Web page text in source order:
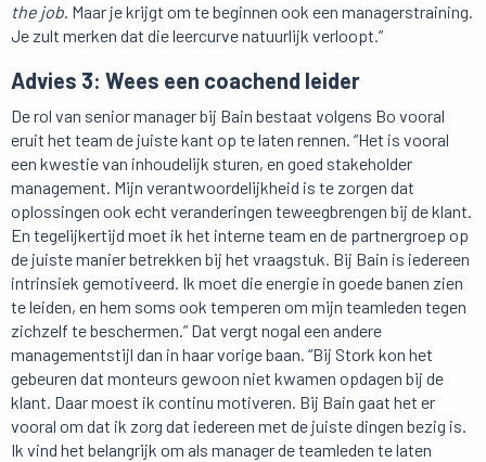
the job. Maar je krijgt om te beginnen ook een managerstraining.
Je zult merken dat die leercurve natuurlijk verloopt.”
Advies 3: Wees een coachend leider
De rol van senior manager bij Bain bestaat volgens Bo vooral
eruit het team de juiste kant op te laten rennen. “Het is vooral
een kwestie van inhoudelijk sturen, en goed stakeholder
management. Mijn verantwoordelijkheid is te zorgen dat
oplossingen ook echt veranderingen teweegbrengen bij de klant.
En tegelijkertijd moet ik het interne team en de partnergroep op
de juiste manier betrekken bij het vraagstuk. Bij Bain is iedereen
intrinsiek gemotiveerd. Ik moet die energie in goede banen zien
te leiden, en hem soms ook temperen om mijn teamleden tegen
zichzelf te beschermen.” Dat vergt nogal een andere
managementstijl dan in haar vorige baan. “Bij Stork kon het
gebeuren dat monteurs gewoon niet kwamen opdagen bij de
klant. Daar moest ik continu motiveren. Bij Bain gaat het er
vooral om dat ik zorg dat iedereen met de juiste dingen bezig is.
Ik vind het belangrijk om als manager de teamleden te laten